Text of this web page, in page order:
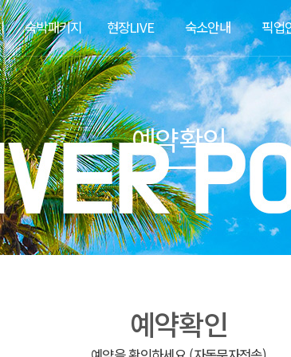
숙박패키지 현장LIVE 숙소안내 픽업
예약확인
예약확인